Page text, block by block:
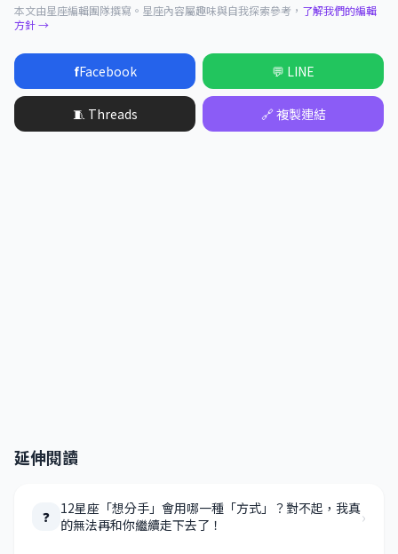
本文由星座編輯團隊撰寫。星座內容屬趣味與自我探索參考， 了解我們的編輯
方針 →
fFacebook 💬 LINE
🧵 Threads 🔗 複製連結
延伸閱讀
❓
12星座「想分手」會用哪一種「方式」？對不起，我真
的無法再和你繼續走下去了！
›